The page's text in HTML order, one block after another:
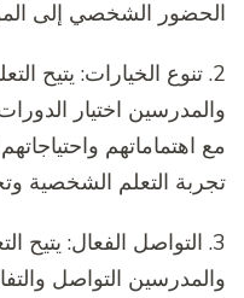
الحضور الشخصي إلى
2. تنوع الخيارات: يتيح
والمدرسين اختيار
مع اهتماماتهم
تجربة التعلم الشخصية
3. التواصل الفعال: يتيح
والمدرسين التواصل